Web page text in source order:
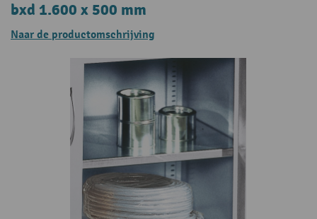
bxd 1.600 x 500 mm
Naar de productomschrijving